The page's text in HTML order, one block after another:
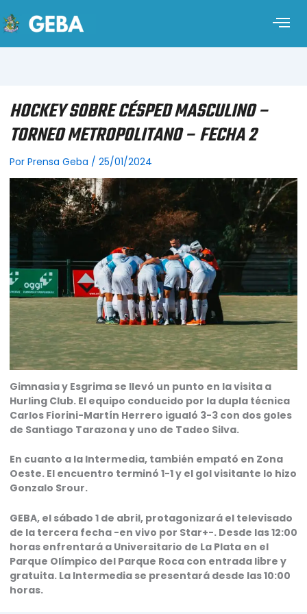
HOCKEY SOBRE CÉSPED MASCULINO –
TORNEO METROPOLITANO – FECHA 2
Por Prensa Geba / 25/01/2024
Gimnasia y Esgrima se llevó un punto en la visita a
Hurling Club. El equipo conducido por la dupla técnica
Carlos Fiorini-Martín Herrero igualó 3-3 con dos goles
de Santiago Tarazona y uno de Tadeo Silva.
En cuanto a la Intermedia, también empató en Zona
Oeste. El encuentro terminó 1-1 y el gol visitante lo hizo
Gonzalo Srour.
GEBA, el sábado 1 de abril, protagonizará el televisado
de la tercera fecha -en vivo por Star+-. Desde las 12:00
horas enfrentará a Universitario de La Plata en el
Parque Olímpico del Parque Roca con entrada libre y
gratuita. La Intermedia se presentará desde las 10:00
horas.